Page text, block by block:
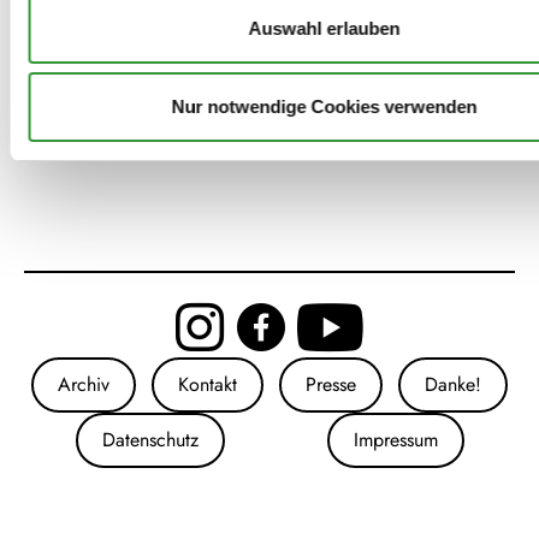
Auswahl erlauben
Nur notwendige Cookies verwenden
Text will Töne: „Sieben Rosen hat
der Strauch“
Archiv Kontakt Presse
Danke!
Datenschutz
Impressum